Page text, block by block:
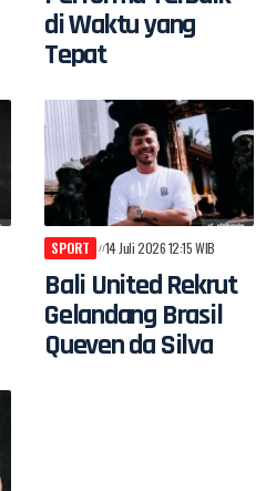
di Waktu yang
Tepat
SPORT 14 Juli 2026 12:15 WIB
Bali United Rekrut
Gelandang Brasil
Queven da Silva